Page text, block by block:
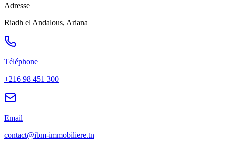
Adresse
Riadh el Andalous, Ariana
Téléphone
+216 98 451 300
Email
contact@ibm-immobiliere.tn